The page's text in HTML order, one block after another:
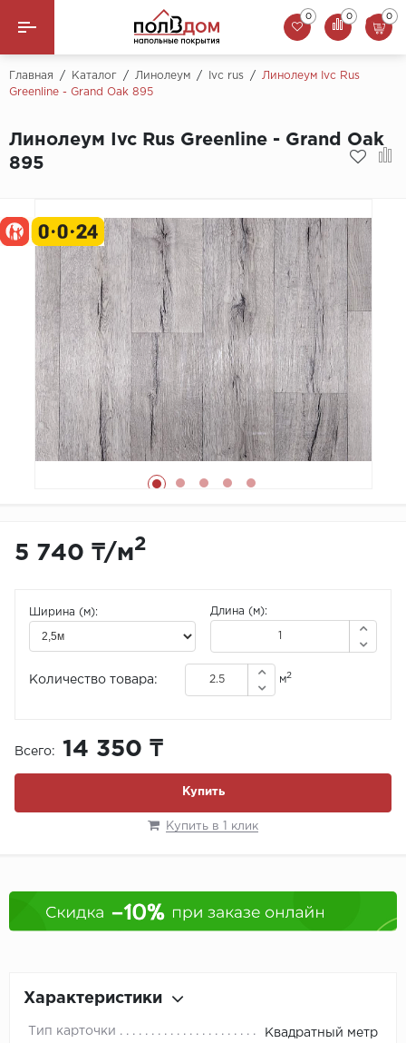
Назад
Арт-Винил
Плинтус
Пороги
Сопутствующие товары
0 0 0
0 ₸
Главная / Каталог / Линолеум / Ivc rus /
Линолеум Ivc Rus
Greenline - Grand Oak 895
Линолеум Ivc Rus Greenline - Grand Oak
895
5 740 ₸/м2
Ширина (м): Длина (м):
Количество товара: м2
Всего: 14 350 ₸
Купить
Купить в 1 клик
Характеристики
Тип карточки Квадратный метр